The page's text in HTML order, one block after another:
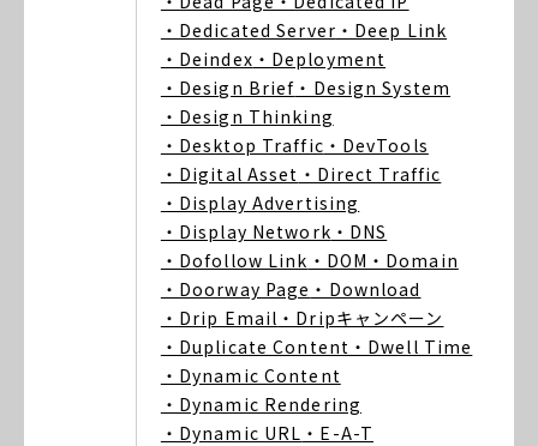
・Dedicated Server ・Deep Link
・Deindex ・Deployment
・Design Brief ・Design System
・Design Thinking
・Desktop Traffic ・DevTools
・Digital Asset ・Direct Traffic
・Display Advertising
・Display Network ・DNS
・Dofollow Link ・DOM ・Domain
・Doorway Page ・Download
・Drip Email ・Dripキャンペーン
・Duplicate Content ・Dwell Time
・Dynamic Content
・Dynamic Rendering
・Dynamic URL ・E-A-T